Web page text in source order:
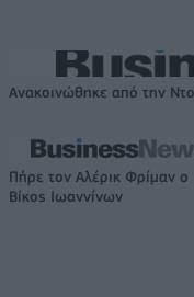
Ανακοινώθηκε από την
Πήρε τον Αλέρικ Φρίμαν ο
Βίκος Ιωαννίνων